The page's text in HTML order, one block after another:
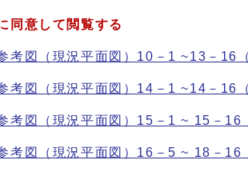
同意して閲覧する
考図（現況平面図）10－1 ~13－16
考図（現況平面図）14－1 ~14－16
考図（現況平面図）15－1 ~ 15－16
考図（現況平面図）16－5 ~ 18－16